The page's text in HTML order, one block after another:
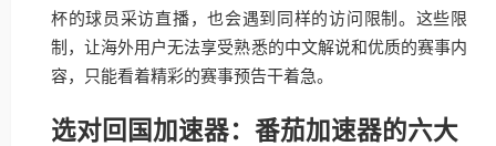
杯的球员采访直播，也会遇到同样的访问限制。这些限
制，让海外用户无法享受熟悉的中文解说和优质的赛事内
容，只能看着精彩的赛事预告干着急。
选对回国加速器：番茄加速器的六大